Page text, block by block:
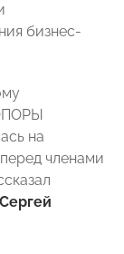
бизнес-
на
членами
Сергей